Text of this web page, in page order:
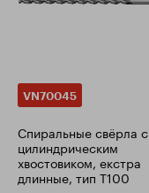
VN70045
Cпиральные свёрла с
цилиндрическим
хвостовиком, екстра
длинные, тип T100